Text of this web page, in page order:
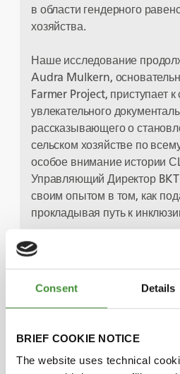
Consent Details
BRIEF COOKIE NOTICE
The website uses technical
в области гендерного
хозяйства.
Наше исследование
Audra Mulkern,
Farmer Project, приступает
увлекательного
рассказывающего о
сельском хозяйстве по
особое внимание истории
Управляющий Директор
своим опытом в том, как
прокладывая путь к
Вместе с нашими
построить мир, в котором